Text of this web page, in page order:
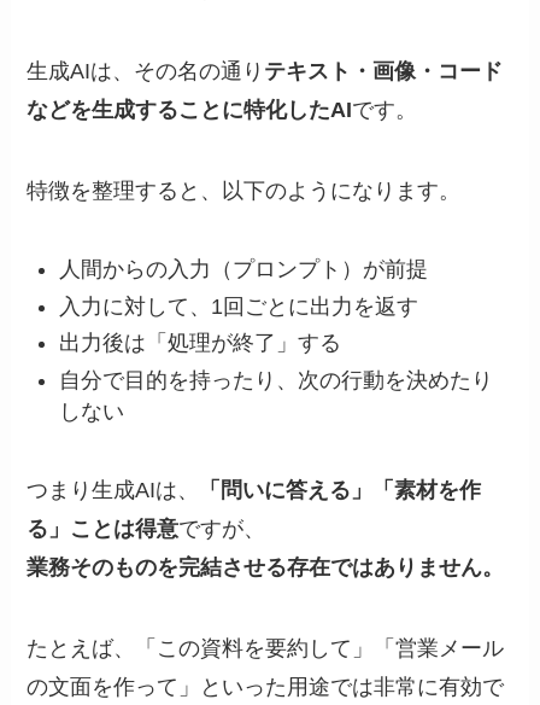
生成AIは、その名の通り テキスト・画像・コード
などを生成することに特化したAIです。
特徴を整理すると、以下のようになります。
人間からの入力（プロンプト）が前提
入力に対して、1回ごとに出力を返す
出力後は「処理が終了」する
自分で目的を持ったり、次の行動を決めたり
しない
つまり生成AIは、
「問いに答える」「素材を作
る」ことは得意ですが、
業務そのものを完結させる存在ではありません。
たとえば、「この資料を要約して」「営業メール
の文面を作って」といった用途では非常に有効で